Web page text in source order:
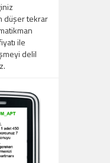
düşer tekrar
ile
delil